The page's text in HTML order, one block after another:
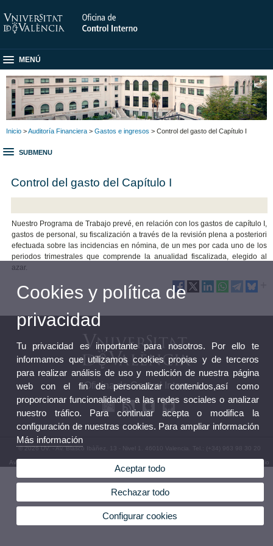
MENÚ
Inicio >Auditoría Financiera > Gastos e ingresos > Control del gasto del Capítulo I
SUBMENU
Control del gasto del Capítulo I
Nuestro Programa de Trabajo prevé, en relación con los gastos de capítulo I,
gastos de personal, su fiscalización a través de la revisión plena a posteriori
efectuada sobre las incidencias en nómina, de un mes por cada uno de los
periodos trimestrales que comprende la anualidad fiscalizada, elegido al
azar.
Oficina de Control Intern
© 2026 UV. - Av. Blasco Ibàñez, 13 - Nivel 1. 46010 Valencia. Tel.: (+34) 963 98 30 20
Aviso legal Buzón del Servicio
Cookies y política de
privacidad
Tu privacidad es importante para nosotros. Por ello te
informamos que utilizamos cookies propias y de terceros
para realizar análisis de uso y medición de nuestra página
web con el fin de personalizar contenidos,así como
proporcionar funcionalidades a las redes sociales o analizar
nuestro tráfico. Para continuar acepta o modifica la
configuración de nuestras cookies. Para ampliar información
Más información
Aceptar todo
Rechazar todo
Configurar cookies